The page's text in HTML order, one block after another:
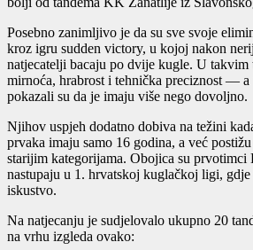
Posebno zanimljivo je da su sve svoje
kroz igru sudden victory, u kojoj nakon
natjecatelji bacaju po dvije kugle. U takvim
mirnoća, hrabrost i tehnička preciznost —
pokazali su da je imaju više nego dovoljno.
Njihov uspjeh dodatno dobiva na težini
prvaka imaju samo 16 godina, a već
starijim kategorijama. Obojica su
nastupaju u 1. hrvatskoj kuglačkoj ligi, gdje
iskustvo.
Na natjecanju je sudjelovalo ukupno 20
na vrhu izgleda ovako: